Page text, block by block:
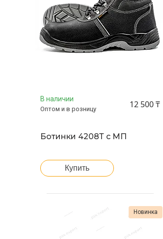
В наличии
Оптом и в розницу 12 500 ₸
Ботинки 4208Т c МП
Купить
Новинка